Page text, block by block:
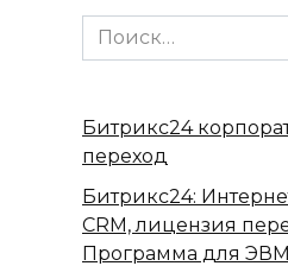
Search
for:
Битрикс24
переход
Битрикс24:
CRM, лицензия
Программа для ЭВМ